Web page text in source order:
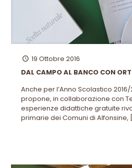
19 Ottobre 2016
DAL CAMPO AL BANCO CON
Anche per l’Anno Scolastico 2016/
propone, in collaborazione con
esperienze didattiche gratuite
primarie dei Comuni di Alfonsine,